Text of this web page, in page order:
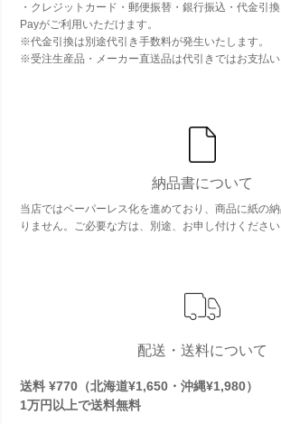
・クレジットカード・郵便振替・銀行振込・代金引
Payがご利用いただけます。
※代金引換は別途代引き手数料が発生いたします。
※受注生産品・メーカー直送品は代引きではお支払い
納品書について
当店ではペーパーレス化を進めており、商品に紙の
りません。ご必要な方は、別途、お申し付けください
配送・送料について
送料 ¥770（北海道¥1,650・沖縄¥1,980）
1万円以上で送料無料